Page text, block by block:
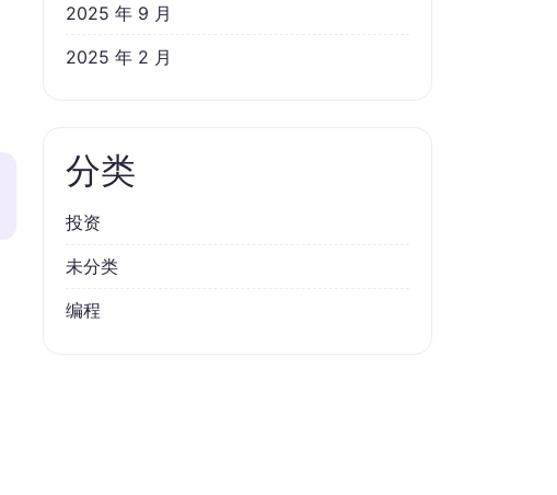
2025 年 9 月
2025 年 2 月
分类
投资
未分类
编程